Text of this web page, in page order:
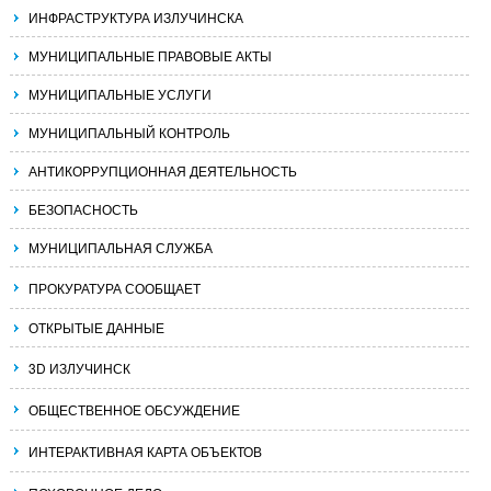
ИНФРАСТРУКТУРА ИЗЛУЧИНСКА
МУНИЦИПАЛЬНЫЕ ПРАВОВЫЕ АКТЫ
МУНИЦИПАЛЬНЫЕ УСЛУГИ
МУНИЦИПАЛЬНЫЙ КОНТРОЛЬ
АНТИКОРРУПЦИОННАЯ ДЕЯТЕЛЬНОСТЬ
БЕЗОПАСНОСТЬ
МУНИЦИПАЛЬНАЯ СЛУЖБА
ПРОКУРАТУРА СООБЩАЕТ
ОТКРЫТЫЕ ДАННЫЕ
3D ИЗЛУЧИНСК
ОБЩЕСТВЕННОЕ ОБСУЖДЕНИЕ
ИНТЕРАКТИВНАЯ КАРТА ОБЪЕКТОВ